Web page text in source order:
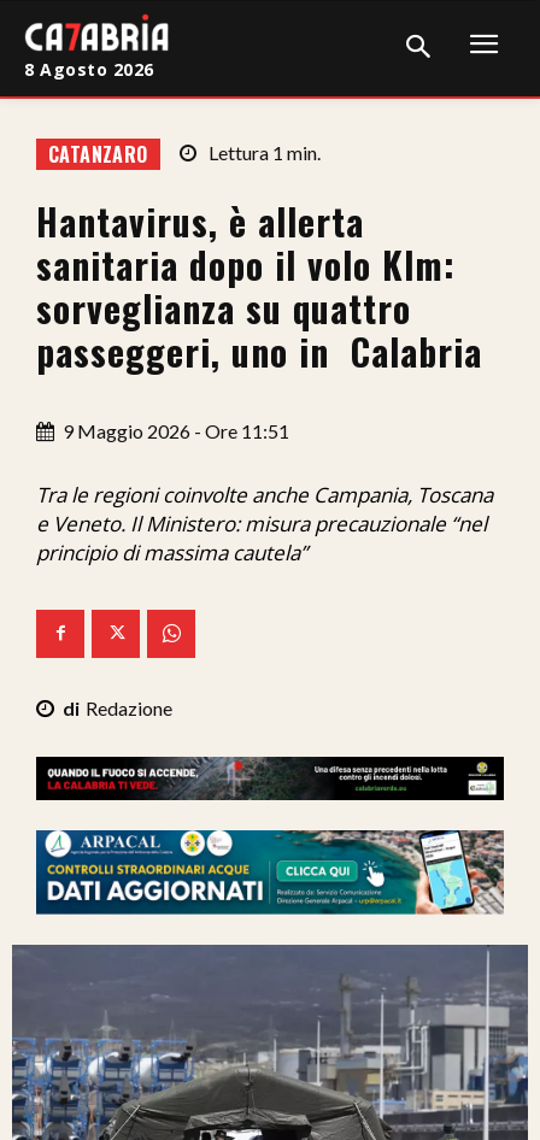
Cronaca
Giudiziaria
Politica
Sport
Sanità
Economia
Ita-Mondo
C7 Play
We Calabria
Mix Zone
8 Agosto 2026
CATANZARO Lettura 1 min.
Hantavirus, è allerta
sanitaria dopo il volo Klm:
sorveglianza su quattro
passeggeri, uno in Calabria
9 Maggio 2026 - Ore 11:51
Tra le regioni coinvolte anche Campania, Toscana
e Veneto. Il Ministero: misura precauzionale “nel
principio di massima cautela”
Redazione